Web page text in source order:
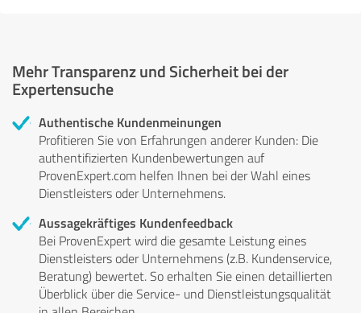
Mehr Transparenz und Sicherheit bei der
Expertensuche
Authentische Kundenmeinungen
Profitieren Sie von Erfahrungen anderer Kunden: Die
authentifizierten Kundenbewertungen auf
ProvenExpert.com helfen Ihnen bei der Wahl eines
Dienstleisters oder Unternehmens.
Aussagekräftiges Kundenfeedback
Bei ProvenExpert wird die gesamte Leistung eines
Dienstleisters oder Unternehmens (z.B. Kundenservice,
Beratung) bewertet. So erhalten Sie einen detaillierten
Überblick über die Service- und Dienstleistungsqualität